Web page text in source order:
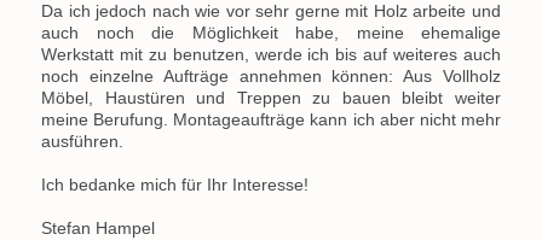
Da ich jedoch nach wie vor sehr gerne mit Holz arbeite und
auch noch die Möglichkeit habe, meine ehemalige
Werkstatt mit zu benutzen, werde ich bis auf weiteres auch
noch einzelne Aufträge annehmen können: Aus Vollholz
Möbel, Haustüren und Treppen zu bauen bleibt weiter
meine Berufung. Montageaufträge kann ich aber nicht mehr
ausführen.
Ich bedanke mich für Ihr Interesse!
Stefan Hampel